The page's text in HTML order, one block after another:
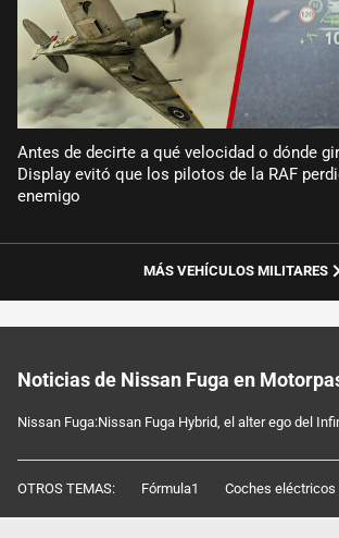
Antes de decirte a qué velocidad o dónde
Display evitó que los pilotos de la RAF
enemigo
MÁS VEHÍCULOS MILITARES
Noticias de Nissan Fuga en
Nissan Fuga:Nissan Fuga Hybrid, el alter ego del
OTROS TEMAS: Fórmula1 Coches eléctricos